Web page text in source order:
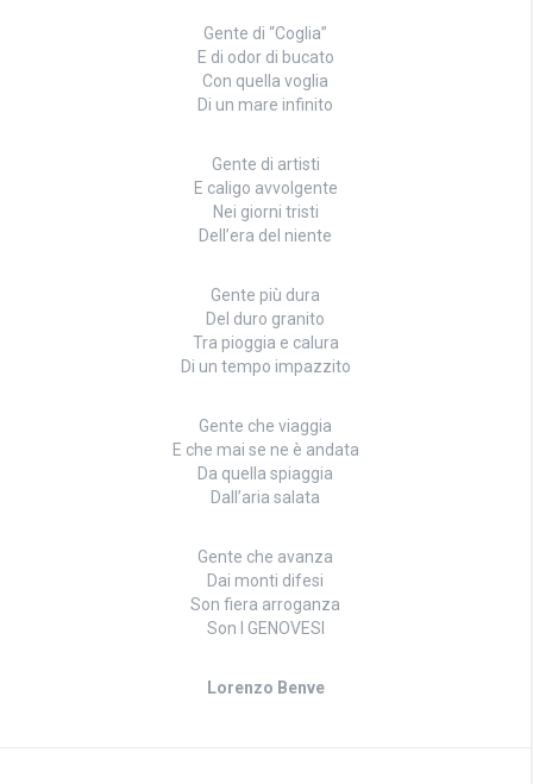
Gente di “Coglia”
E di odor di bucato
Con quella voglia
Di un mare infinito
Gente di artisti
E caligo avvolgente
Nei giorni tristi
Dell’era del niente
Gente più dura
Del duro granito
Tra pioggia e calura
Di un tempo impazzito
Gente che viaggia
E che mai se ne è andata
Da quella spiaggia
Dall’aria salata
Gente che avanza
Dai monti difesi
Son fiera arroganza
Son I GENOVESI
Lorenzo Benve